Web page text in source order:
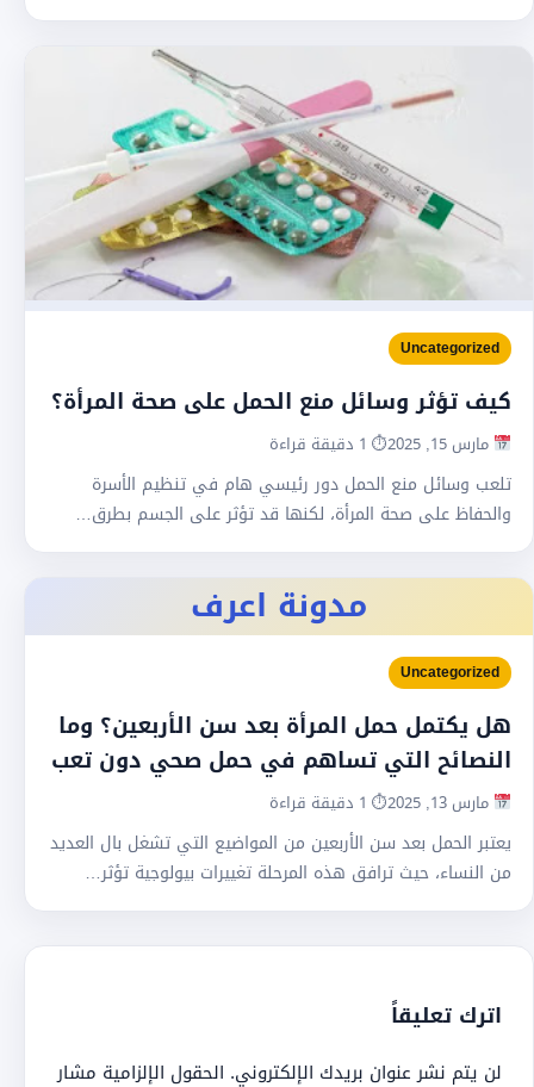
Uncategorized
كيف تؤثر وسائل منع الحمل على صحة المرأة؟
مارس 15, 2025 ⏱ 1 دقيقة قراءة
تلعب وسائل منع الحمل دور رئيسي هام في تنظيم الأسرة
والحفاظ على صحة المرأة، لكنها قد تؤثر على الجسم بطرق…
مدونة اعرف
Uncategorized
هل يكتمل حمل المرأة بعد سن الأربعين؟ وما
النصائح التي تساهم في حمل صحي دون تعب
مارس 13, 2025 ⏱ 1 دقيقة قراءة
يعتبر الحمل بعد سن الأربعين من المواضيع التي تشغل بال العديد
من النساء، حيث ترافق هذه المرحلة تغييرات بيولوجية تؤثر…
اترك تعليقاً
لن يتم نشر عنوان بريدك الإلكتروني. الحقول الإلزامية مشار